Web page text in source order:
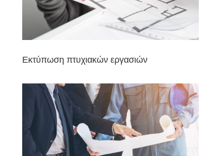
Εκτύπωση πτυχιακών εργασιών